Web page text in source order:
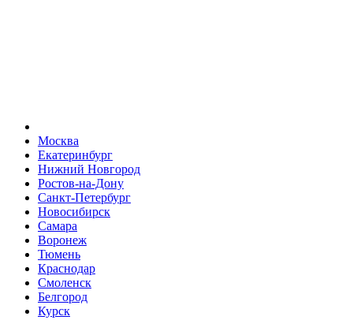
Москва
Екатеринбург
Нижний Новгород
Ростов-на-Дону
Санкт-Петербург
Новосибирск
Самара
Воронеж
Тюмень
Краснодар
Смоленск
Белгород
Курск